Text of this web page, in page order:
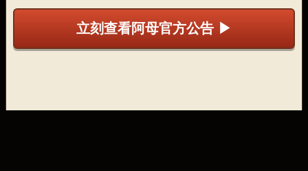
立刻查看阿母官方公告 ▶